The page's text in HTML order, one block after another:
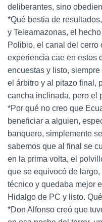
deliberantes, sino
*Qué bestia de
y Teleamazonas, el
Polibio, el canal del cerro
experiencia cae en estos
encuestas y listo,
el árbitro y al pitazo final,
cancha inclinada, pero el
*Por qué no creo que
beneficiar a alguien,
banquero, simplemente
sabemos que al final se
en la prima volta, el
que se equivocó de
técnico y quedaba mejor
Hidalgo de PC y listo.
*Don Alfonso creó que